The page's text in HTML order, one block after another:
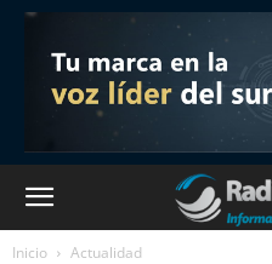
Inicio Actualidad